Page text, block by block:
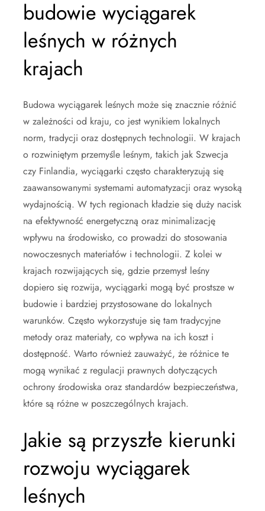
budowie wyciągarek
leśnych w różnych
krajach
Budowa wyciągarek leśnych może się znacznie różnić
w zależności od kraju, co jest wynikiem lokalnych
norm, tradycji oraz dostępnych technologii. W krajach
o rozwiniętym przemyśle leśnym, takich jak Szwecja
czy Finlandia, wyciągarki często charakteryzują się
zaawansowanymi systemami automatyzacji oraz wysoką
wydajnością. W tych regionach kładzie się duży nacisk
na efektywność energetyczną oraz minimalizację
wpływu na środowisko, co prowadzi do stosowania
nowoczesnych materiałów i technologii. Z kolei w
krajach rozwijających się, gdzie przemysł leśny
dopiero się rozwija, wyciągarki mogą być prostsze w
budowie i bardziej przystosowane do lokalnych
warunków. Często wykorzystuje się tam tradycyjne
metody oraz materiały, co wpływa na ich koszt i
dostępność. Warto również zauważyć, że różnice te
mogą wynikać z regulacji prawnych dotyczących
ochrony środowiska oraz standardów bezpieczeństwa,
które są różne w poszczególnych krajach.
Jakie są przyszłe kierunki
rozwoju wyciągarek
leśnych